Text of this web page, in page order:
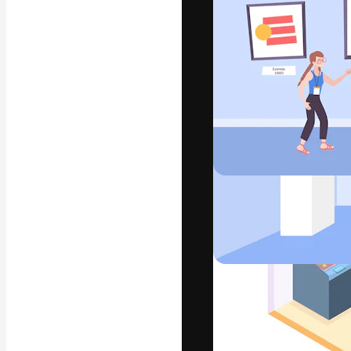
La plateforme
vos meilleurs
d’abonnés :
studios.
Français
Copyright © 2010-